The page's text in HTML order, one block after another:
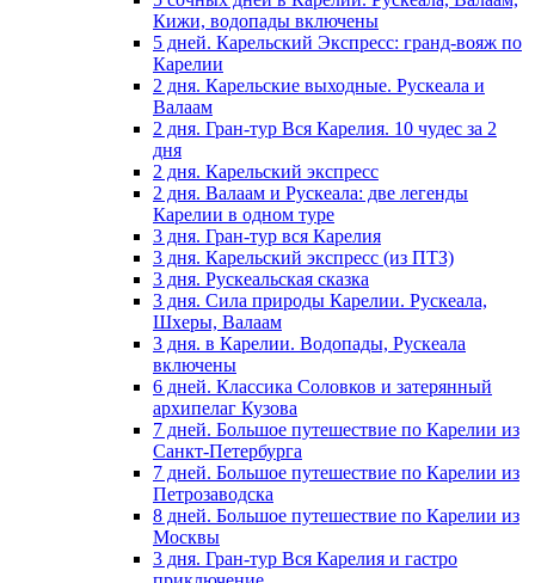
Кижи, водопады включены
5 дней. Карельский Экспресс: гранд-вояж по
Карелии
2 дня. Карельские выходные. Рускеала и
Валаам
2 дня. Гран-тур Вся Карелия. 10 чудес за 2
дня
2 дня. Карельский экспресс
2 дня. Валаам и Рускеала: две легенды
Карелии в одном туре
3 дня. Гран-тур вся Карелия
3 дня. Карельский экспресс (из ПТЗ)
3 дня. Рускеальская сказка
3 дня. Сила природы Карелии. Рускеала,
Шхеры, Валаам
3 дня. в Карелии. Водопады, Рускеала
включены
6 дней. Классика Соловков и затерянный
архипелаг Кузова
7 дней. Большое путешествие по Карелии из
Санкт-Петербурга
7 дней. Большое путешествие по Карелии из
Петрозаводска
8 дней. Большое путешествие по Карелии из
Москвы
3 дня. Гран-тур Вся Карелия и гастро